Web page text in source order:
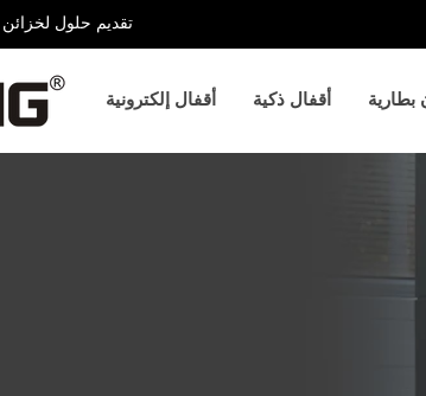
تقديم حلول لخزائن
أقفال إلكترونية أقفال ذكية